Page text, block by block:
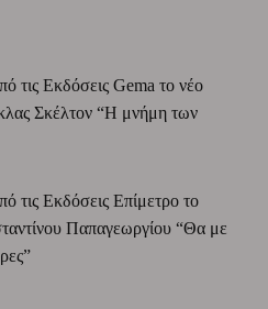
τις Εκδόσεις Gema το νέο
Σκέλτον “Η μνήμη των
τις Εκδόσεις Επίμετρο το
Παπαγεωργίου “Θα με